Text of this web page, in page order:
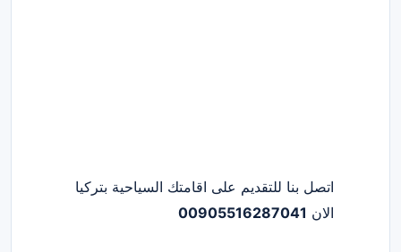
اتصل بنا للتقديم على اقامتك السياحية بتركيا
الان 00905516287041